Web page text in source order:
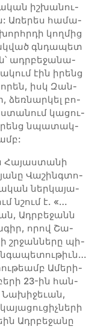
իշ­­խա­­­նու­­
Ա­­­ռե­­­րես հա­­­մա­­­
կող­­մից
գնդա­­­պետ
ադր­բե­­­ջա­­­նա­­­
էին ի­­­րենց
իսկ Զան­­
ձեռ­­նար­­կել բո­­­
կա­­­ցու­­
ի­­­րենց նպա­­­տակ­­
Հա­յաս­տա­նի
Վա­շինգ­տո­
ներ­կա­յա­
նշում է. «…
Ադր­բե­ջանն
ո­րով Շա­
շրջան­նե­րը պի­
Ա­մե­րի­
23-ին հան­
Ադր­բե­ջա­նը